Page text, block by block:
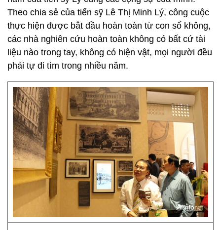
Theo chia sẻ của tiến sỹ Lê Thị Minh Lý, công cuộc
thực hiện được bắt đầu hoàn toàn từ con số không,
các nhà nghiên cứu hoàn toàn không có bất cứ tài
liệu nào trong tay, không có hiện vật, mọi người đều
phải tự đi tìm trong nhiều năm.